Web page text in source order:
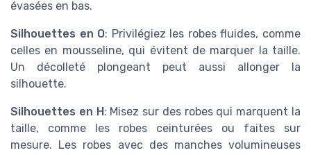
évasées en bas.
Silhouettes en O: Privilégiez les robes fluides, comme
celles en mousseline, qui évitent de marquer la taille.
Un décolleté plongeant peut aussi allonger la
silhouette.
Silhouettes en H : Misez sur des robes qui marquent la
taille, comme les robes ceinturées ou faites sur
mesure. Les robes avec des manches volumineuses